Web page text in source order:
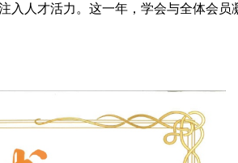
入人才活力。这一年，学会与全体会员